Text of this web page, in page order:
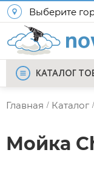
Выберите
КАТАЛОГ
Главная / Каталог /
Мойка